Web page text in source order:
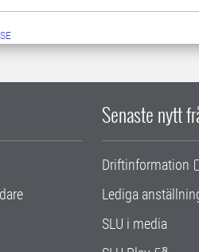
Senaste nytt
Driftinformation
Lediga
SLU i media